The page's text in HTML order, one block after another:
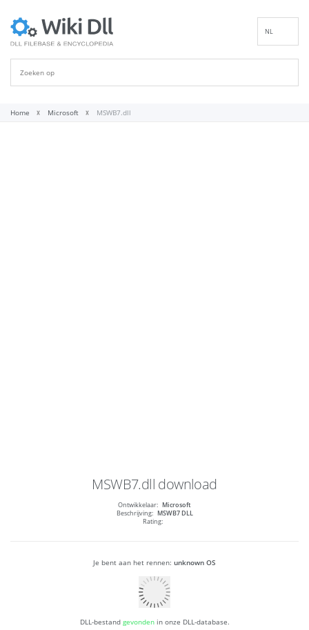
NL
Home Microsoft MSWB7.dll
MSWB7.dll download
Ontwikkelaar: Microsoft
Beschrijving: MSWB7 DLL
Rating:
Je bent aan het rennen: unknown OS
DLL-bestand gevondenin onze DLL-database.